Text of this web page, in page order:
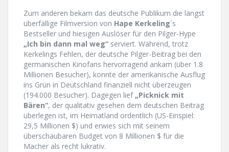
Zum anderen bekam das deutsche Publikum die längst
überfällige Filmversion von Hape Kerkeling´s
Bestseller und hiesigen Auslöser für den Pilger-Hype
„Ich bin dann mal weg“ serviert. Während, trotz
Kerkelings Fehlen, der deutsche Pilger-Beitrag bei den
germanischen Kinofans hervorragend ankam (über 1.8
Millionen Besucher), konnte der amerikanische Ausflug
ins Grün in Deutschland finanziell nicht überzeugen
(194.000 Besucher). Dagegen lief „Picknick mit
Bären“, der qualitativ gesehen dem deutschen Beitrag
überlegen ist, im Heimatland ordentlich (US-Einspiel:
29,5 Millionen $) und erwies sich mit seinem
überschaubaren Budget von 8 Millionen $ für die
Macher als recht lukrativ.